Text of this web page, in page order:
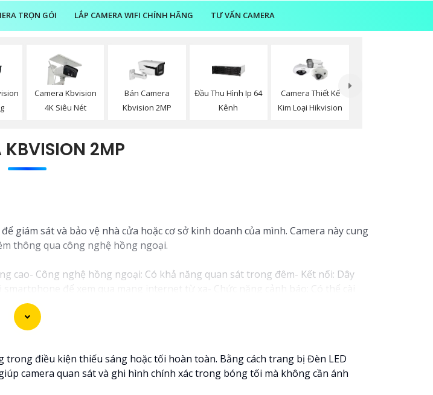
TRỌN GÓI LẮP CAMERA WIFI CHÍNH HÃNG TƯ VẤN CAMERA
Camera Kbvision
4K Siêu Nét
Bán Camera
Kbvision 2MP
Đầu Thu Hình Ip 64
Kênh
Camera Thiết Kế
Kim Loại Hikvision
KBVISION 2MP
giám sát và bảo vệ nhà cửa hoặc cơ sở kinh doanh của mình. Camera này cung
thông qua công nghệ hồng ngoại.
cao- Công nghệ hồng ngoại: Có khả năng quan sát trong đêm- Kết nối: Dây
để xem qua mạng internet từ xa- Chức năng cảnh báo: Có thể cài
nâng cao an toàn an ninh cho gia đình và công việc của bạn. Bạn có thể tìm
về thiết bị an ninh.
điều kiện thiếu sáng hoặc tối hoàn toàn. Bằng cách trang bị Đèn LED
camera quan sát và ghi hình chính xác trong bóng tối mà không cần ánh